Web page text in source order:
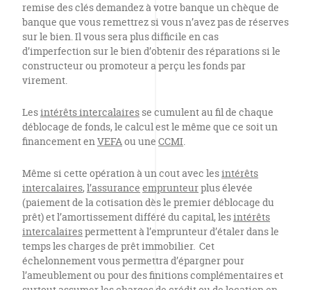
remise des clés demandez à votre banque un chèque de
banque que vous remettrez si vous n’avez pas de réserves
sur le bien. Il vous sera plus difficile en cas
d’imperfection sur le bien d’obtenir des réparations si le
constructeur ou promoteur a perçu les fonds par
virement.
Lesintérêts intercalaires se cumulent au fil de chaque
déblocage de fonds, le calcul est le même que ce soit un
financement enVEFAou une CCMI.
Même si cette opération à un cout avec lesintérêts
intercalaires, l’assurance emprunteurplus élevée
(paiement de la cotisation dès le premier déblocage du
prêt) et l’amortissement différé du capital, lesintérêts
intercalairespermettent à l’emprunteur d’étaler dans le
temps les charges de prêt immobilier. Cet
échelonnement vous permettra d’épargner pour
l’ameublement ou pour des finitions complémentaires et